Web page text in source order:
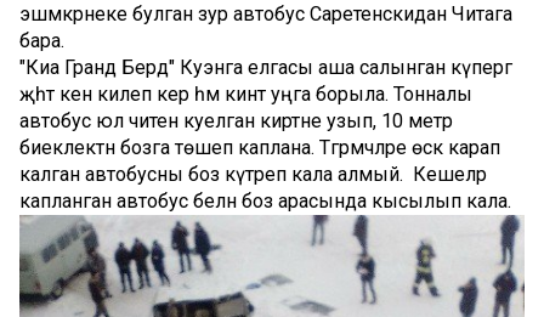
эшмәкәрнеке булган зур автобус Саретенскидан Читага
бара.
"Киа Гранд Берд" Куэнга елгасы аша салынган күпергә
җәһәт кенә килеп керә һәм кинәт уңга борыла. Тонналы
автобус юл читенә куелган киртәне узып, 10 метр
биеклектән бозга төшеп каплана. Тәгәрмәчләре өскә карап
калган автобусны боз күтәреп кала алмый. Кешеләр
капланган автобус белән боз арасында кысылып кала.